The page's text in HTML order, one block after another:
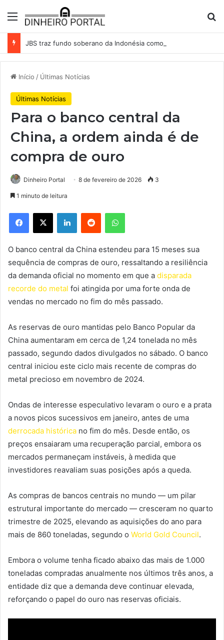
Menu
Início / Últimas Notícias
Últimas Notícias
Para o banco central da
China, a ordem ainda é de
compra de ouro
Dinheiro Portal 8 de fevereiro de 2026 3
1 minuto de leitura
Facebook
X LinkedinReddit WhatsApp
O banco central da China estendeu para 15 meses sua
sequência de compras de ouro, ressaltando a resiliência
da demanda oficial no momento em que a disparada
recorde do metal foi atingida por uma forte onda de
vendas no mercado no fim do mês passado.
As reservas de ouro mantidas pelo Banco Popular da
China aumentaram em cerca de 1,24 tonelada no mês
passado, segundo dados divulgados no sábado. O banco
central iniciou este ciclo mais recente de compras do
metal precioso em novembro de 2024.
Ondas de interesse especulativo levaram o ouro e a prata
a novos picos sucessivos em janeiro, antes de uma
derrocada histórica no fim do mês. Desde então, os
preços ensaiaram uma recuperação parcial, embora os
mercados permaneçam instáveis, à medida que
investidores reavaliam suas posições após a queda.
As compras de bancos centrais no mundo — um pilar
estrutural importante do mercado — cresceram no quarto
trimestre de 2025, elevando as aquisições do ano para
mais de 860 toneladas, segundo o World Gold Council.
Embora o volume tenha ficado abaixo das mais de 1.000
toneladas compradas anualmente nos últimos três anos, a
entidade diz que a demanda deve continuar elevada,
reforçando o papel do ouro nas reservas oficiais.